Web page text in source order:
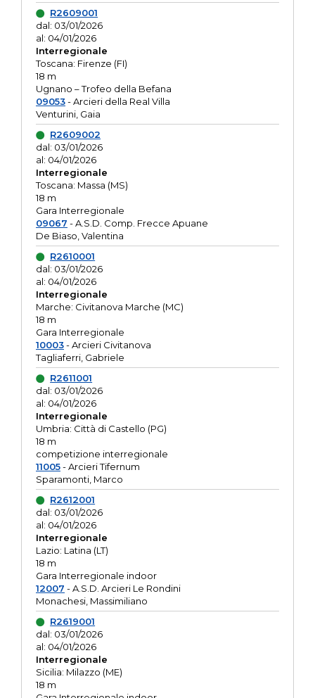
R2609001
dal: 03/01/2026
al: 04/01/2026
Interregionale
Toscana: Firenze (FI)
18 m
Ugnano – Trofeo della Befana
09053- Arcieri della Real Villa
Venturini, Gaia
R2609002
dal: 03/01/2026
al: 04/01/2026
Interregionale
Toscana: Massa (MS)
18 m
Gara Interregionale
09067 - A.S.D. Comp. Frecce Apuane
De Biaso, Valentina
R2610001
dal: 03/01/2026
al: 04/01/2026
Interregionale
Marche: Civitanova Marche (MC)
18 m
Gara Interregionale
10003- Arcieri Civitanova
Tagliaferri, Gabriele
R2611001
dal: 03/01/2026
al: 04/01/2026
Interregionale
Umbria: Città di Castello (PG)
18 m
competizione interregionale
11005- Arcieri Tifernum
Sparamonti, Marco
R2612001
dal: 03/01/2026
al: 04/01/2026
Interregionale
Lazio: Latina (LT)
18 m
Gara Interregionale indoor
12007 - A.S.D. Arcieri Le Rondini
Monachesi, Massimiliano
R2619001
dal: 03/01/2026
al: 04/01/2026
Interregionale
Sicilia: Milazzo (ME)
18 m